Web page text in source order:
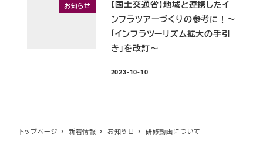
お知らせ
【国土交通省】地域と連携したイ
ンフラツアーづくりの参考に！～
「インフラツーリズム拡大の手引
き」を改訂～
投稿日
2023-10-10
トップページ 新着情報 お知らせ 研修動画について